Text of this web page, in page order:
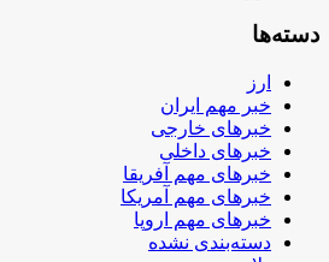
دسته‌ها
ارز
خبر مهم ایران
خبرهای خارجی
خبرهای داخلی
خبرهای مهم آفریقا
خبرهای مهم آمریکا
خبرهای مهم اروپا
دسته‌بندی نشده